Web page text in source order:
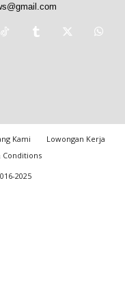
Kami
Lowongan Kerja
Conditions
2025